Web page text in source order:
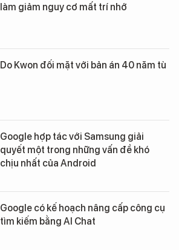
làm giảm nguy cơ mất trí nhớ
Do Kwon đối mặt với bản án 40 năm tù
Google hợp tác với Samsung giải
quyết một trong những vấn đề khó
chịu nhất của Android
Google có kế hoạch nâng cấp công cụ
tìm kiếm bằng AI Chat